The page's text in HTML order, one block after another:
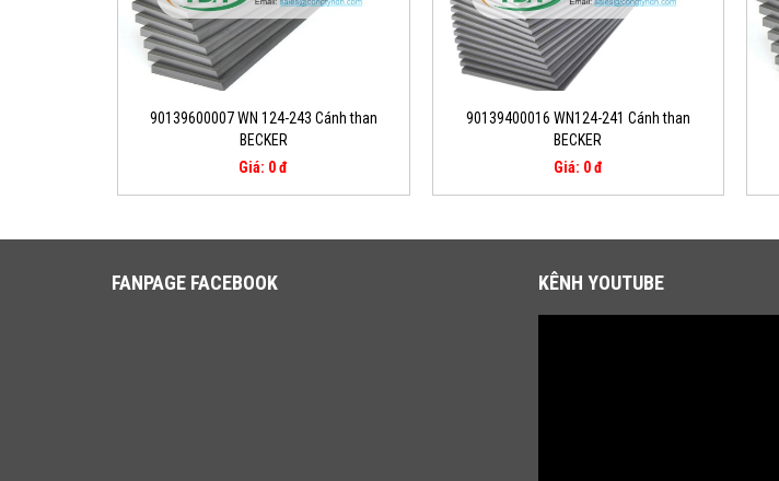
90139600007 WN 124-243 Cánh than
BECKER
Giá: 0 đ
90139400016 WN124-241 Cánh than
BECKER
Giá: 0 đ
FANPAGE FACEBOOK KÊNH YOUTUBE